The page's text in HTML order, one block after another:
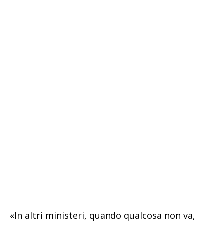
«In altri ministeri, quando qualcosa non va,